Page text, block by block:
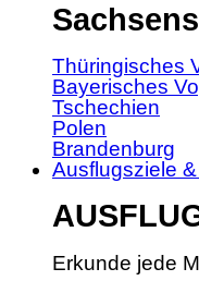
Thüringisches
Bayerisches
Tschechien
Polen
Brandenburg
Ausflugsziele
Erkunde jede